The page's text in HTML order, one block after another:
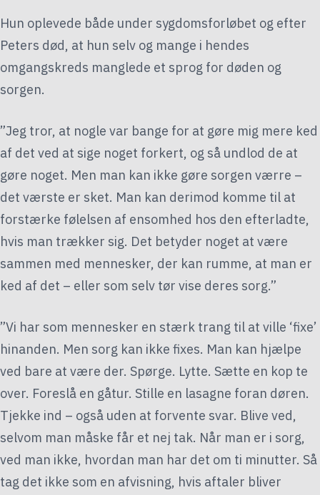
Hun oplevede både under sygdomsforløbet og efter
Peters død, at hun selv og mange i hendes
omgangskreds manglede et sprog for døden og
sorgen.
”Jeg tror, at nogle var bange for at gøre mig mere ked
af det ved at sige noget forkert, og så undlod de at
gøre noget. Men man kan ikke gøre sorgen værre –
det værste er sket. Man kan derimod komme til at
forstærke følelsen af ensomhed hos den efterladte,
hvis man trækker sig. Det betyder noget at være
sammen med mennesker, der kan rumme, at man er
ked af det – eller som selv tør vise deres sorg.”
”Vi har som mennesker en stærk trang til at ville ‘fixe’
hinanden. Men sorg kan ikke fixes. Man kan hjælpe
ved bare at være der. Spørge. Lytte. Sætte en kop te
over. Foreslå en gåtur. Stille en lasagne foran døren.
Tjekke ind – også uden at forvente svar. Blive ved,
selvom man måske får et nej tak. Når man er i sorg,
ved man ikke, hvordan man har det om ti minutter. Så
tag det ikke som en afvisning, hvis aftaler bliver